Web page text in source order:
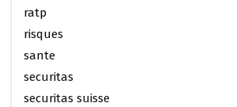
ratp
risques
sante
securitas
securitas suisse